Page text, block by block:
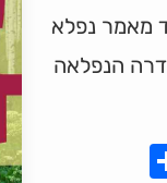
מאמר נפלא
הנפלאה